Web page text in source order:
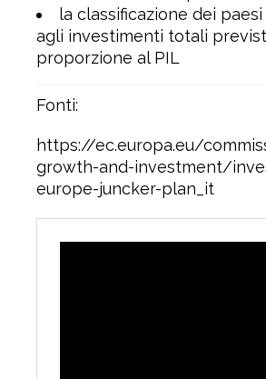
la classificazione dei
agli investimenti totali
proporzione al PIL
Fonti:
https://ec.europa.eu/
growth-and-investment/
europe-juncker-plan_it